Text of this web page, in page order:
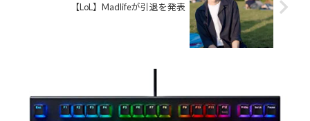
【LoL】Madlifeが引退を発表